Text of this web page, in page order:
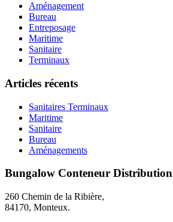
Aménagement
Bureau
Entreposage
Maritime
Sanitaire
Terminaux
Articles récents
Sanitaires Terminaux
Maritime
Sanitaire
Bureau
Aménagements
Bungalow Conteneur Distribution
260 Chemin de la Ribière,
84170, Monteux.